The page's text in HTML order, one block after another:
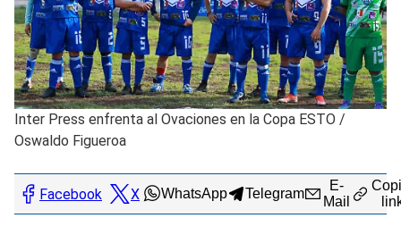
Inter Press enfrenta al Ovaciones en la Copa ESTO /
Oswaldo Figueroa
Facebook X WhatsApp Telegram
E-
Mail